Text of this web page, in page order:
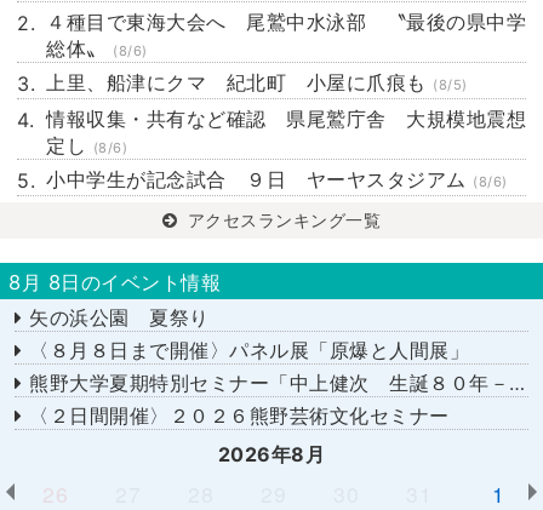
４種目で東海大会へ 尾鷲中水泳部 〝最後の県中学
総体〟
(8/6)
上里、船津にクマ 紀北町 小屋に爪痕も (8/5)
情報収集・共有など確認 県尾鷲庁舎 大規模地震想
定し
(8/6)
小中学生が記念試合 ９日 ヤーヤスタジアム (8/6)
アクセスランキング一覧
8月 8日のイベント情報
矢の浜公園 夏祭り
〈８月８日まで開催〉パネル展「原爆と人間展」
熊野大学夏期特別セミナー「中上健次 生誕８０年－時代へのまなざし－」
〈２日間開催〉２０２６熊野芸術文化セミナー
2026年8月
26
1